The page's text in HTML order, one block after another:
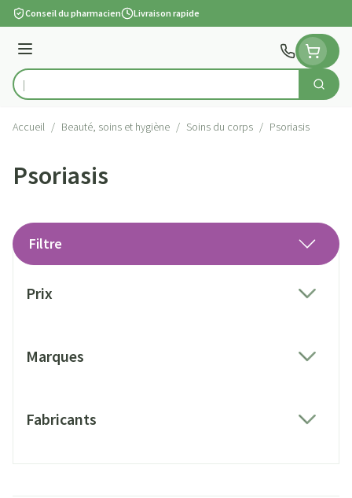
Aller au contenu
Conseil du pharmacien Livraison rapide
Menu
Rechercher
Accueil / Beauté, soins et hygiène / Soins du corps / Psoriasis
Psoriasis
Filtre
Prix
Marques
Fabricants